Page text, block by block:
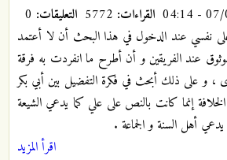
07/ القراءات: التعليقات:
نفسي عند الدخول في هذا البحث أن لا أعتمد
عند الفريقين و أن أطرح ما انفردت به فرقة
، و على ذلك أبحث في فكرة التفضيل بين أبي بكر
إنما كانت بالنص على علي كما يدعي الشيعة
أهل السنة و الجماعة .
اقرأ المزيد